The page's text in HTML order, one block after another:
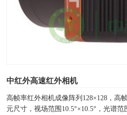
中红外高速红外相机
高帧率红外相机成像阵列128×128，高
元尺寸，视场范围10.5°×10.5°，光谱